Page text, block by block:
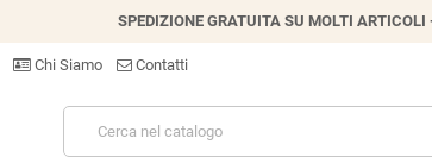
SPEDIZIONE GRATUITA SU MOLTI ARTICOLI
Chi Siamo Contatti